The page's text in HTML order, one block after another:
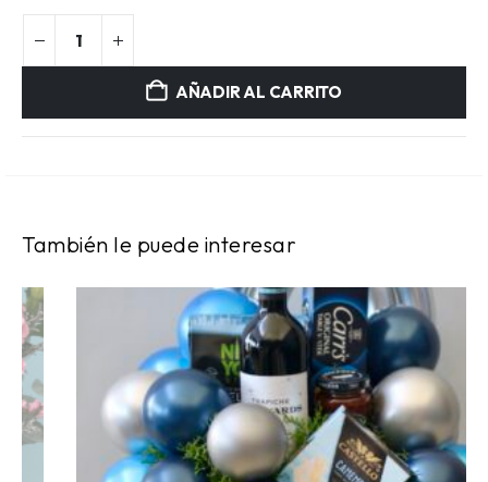
AÑADIR AL CARRITO
También le puede interesar